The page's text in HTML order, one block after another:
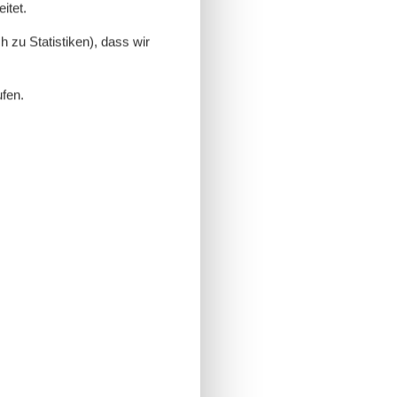
zu Statistiken), dass wir